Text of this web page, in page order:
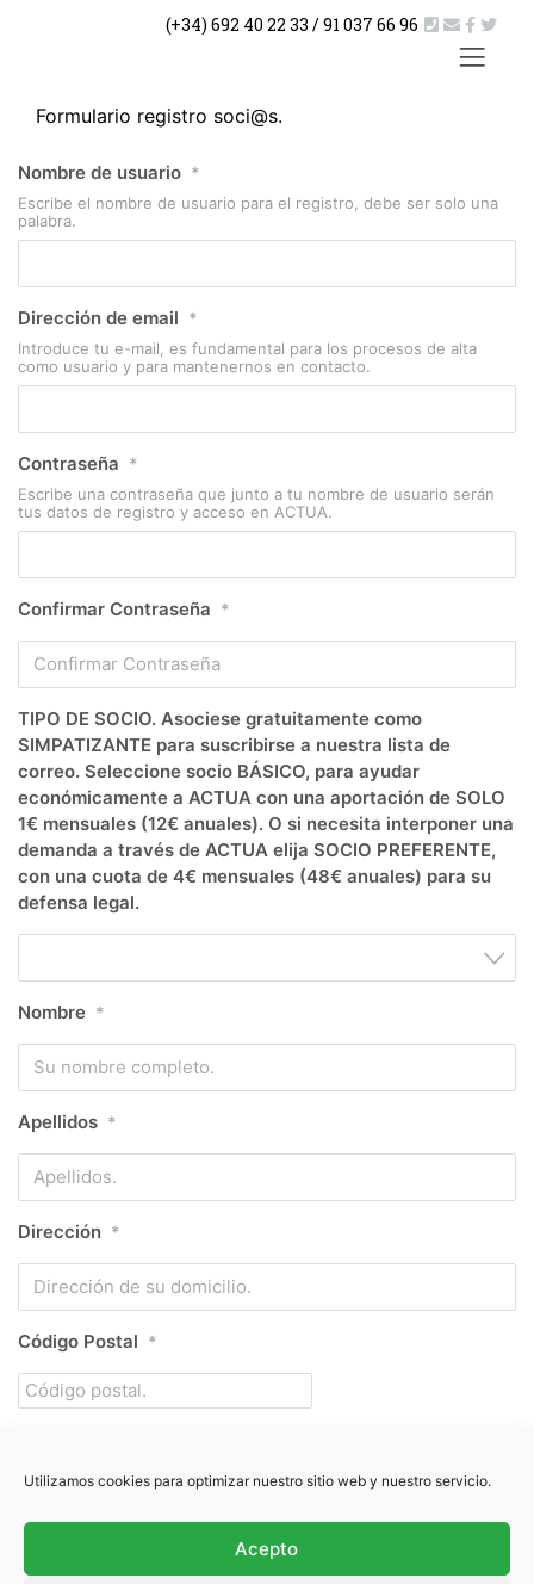
Utilizamos cookies para optimizar nuestro sitio web y nuestro servicio.
Acepto
(+34) 692 40 22 33 / 91 037 66 96
Formulario registro soci@s.
Nombre de usuario *
Escribe el nombre de usuario para el registro, debe ser solo una
palabra.
Dirección de email *
Introduce tu e-mail, es fundamental para los procesos de alta
como usuario y para mantenernos en contacto.
Contraseña *
Escribe una contraseña que junto a tu nombre de usuario serán
tus datos de registro y acceso en ACTUA.
Confirmar Contraseña *
TIPO DE SOCIO. Asociese gratuitamente como
SIMPATIZANTE para suscribirse a nuestra lista de
correo. Seleccione socio BÁSICO, para ayudar
económicamente a ACTUA con una aportación de SOLO
1€ mensuales (12€ anuales). O si necesita interponer una
demanda a través de ACTUA elija SOCIO PREFERENTE,
con una cuota de 4€ mensuales (48€ anuales) para su
defensa legal.
Nombre *
Apellidos *
Dirección *
Código Postal *